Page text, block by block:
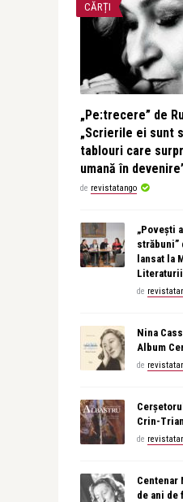
CĂRȚI
„Pe:trecere” de
„Scrierile ei sunt
tablouri care
umană în
de revistatango
„Povești
străbuni”
lansat la
Literaturii
de
Nina
Album
de
Crin-
de
Centenar
de ani de